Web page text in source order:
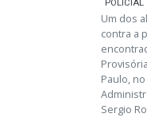
POLICIAL
Um dos
contra a
Paulo,
Sergio